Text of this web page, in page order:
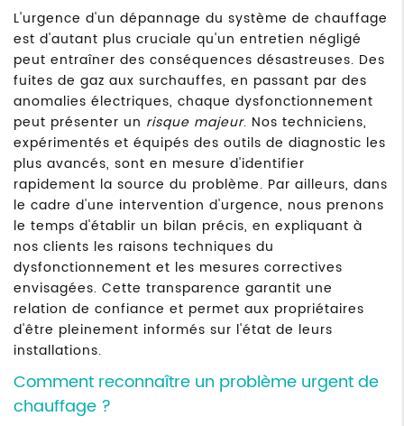
L'urgence d'un dépannage du système de chauffage
est d'autant plus cruciale qu'un entretien négligé
peut entraîner des conséquences désastreuses. Des
fuites de gaz aux surchauffes, en passant par des
anomalies électriques, chaque dysfonctionnement
peut présenter un risque majeur. Nos techniciens,
expérimentés et équipés des outils de diagnostic les
plus avancés, sont en mesure d'identifier
rapidement la source du problème. Par ailleurs, dans
le cadre d'une intervention d'urgence, nous prenons
le temps d'établir un bilan précis, en expliquant à
nos clients les raisons techniques du
dysfonctionnement et les mesures correctives
envisagées. Cette transparence garantit une
relation de confiance et permet aux propriétaires
d'être pleinement informés sur l'état de leurs
installations.
Comment reconnaître un problème urgent de
chauffage ?